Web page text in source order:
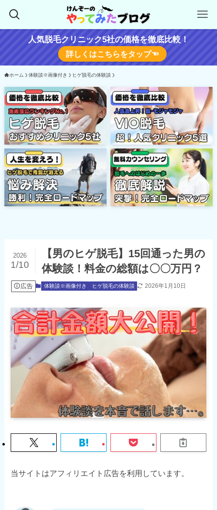
人気脱毛クリニック5社の価格を徹底比較！
詳しくはこちらをタップ☜
ホーム 体験談※画像付き ヒゲ脱毛の体験談
【男のヒゲ脱毛】15回通った男の
体験談！料金の総額は〇〇万円？
2026
1/10
広告 体験談※画像付き ヒゲ脱毛の体験談 2026年1月10日
当サイトはアフィリエイト広告を利用しています。